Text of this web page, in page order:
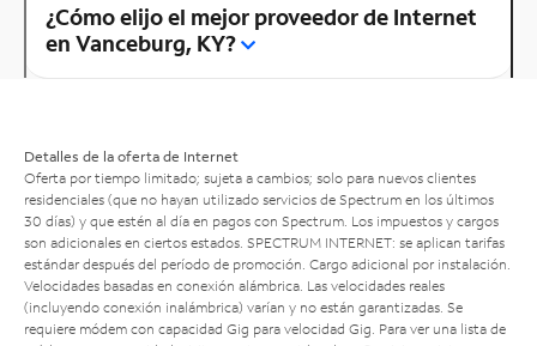
¿Cómo elijo el mejor proveedor de Internet
en Vanceburg, KY?
Detalles de la oferta de Internet
Oferta por tiempo limitado; sujeta a cambios; solo para nuevos clientes
residenciales (que no hayan utilizado servicios de Spectrum en los últimos
30 días) y que estén al día en pagos con Spectrum. Los impuestos y cargos
son adicionales en ciertos estados. SPECTRUM INTERNET: se aplican tarifas
estándar después del período de promoción. Cargo adicional por instalación.
Velocidades basadas en conexión alámbrica. Las velocidades reales
(incluyendo conexión inalámbrica) varían y no están garantizadas. Se
requiere módem con capacidad Gig para velocidad Gig. Para ver una lista de